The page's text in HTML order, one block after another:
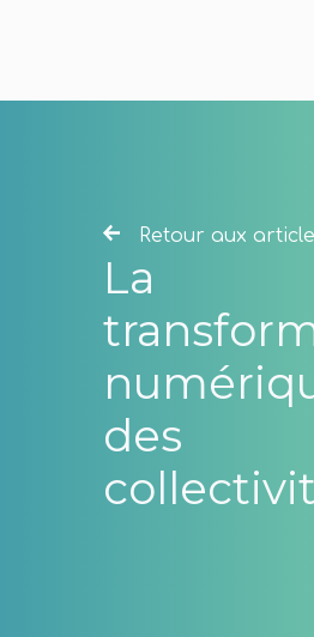
Retour aux
La
des